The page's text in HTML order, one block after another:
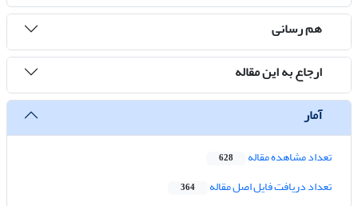
هم رسانی
ارجاع به این مقاله
آمار
تعداد مشاهده مقاله 628
تعداد دریافت فایل اصل مقاله 364